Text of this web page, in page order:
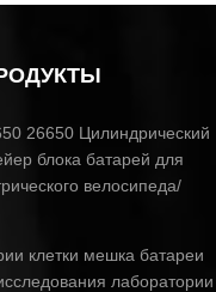
26650 Цилиндрический
блока батарей для
велосипеда/
клетки мешка батареи
лаборатории